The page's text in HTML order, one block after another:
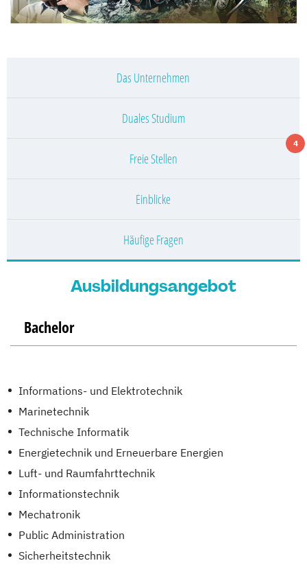
Das Unternehmen
Duales Studium
4
Freie Stellen
Einblicke
Häufige Fragen
Ausbildungsangebot
Bachelor
Informations- und Elektrotechnik
Marinetechnik
Technische Informatik
Energietechnik und Erneuerbare Energien
Luft- und Raumfahrttechnik
Informationstechnik
Mechatronik
Public Administration
Sicherheitstechnik